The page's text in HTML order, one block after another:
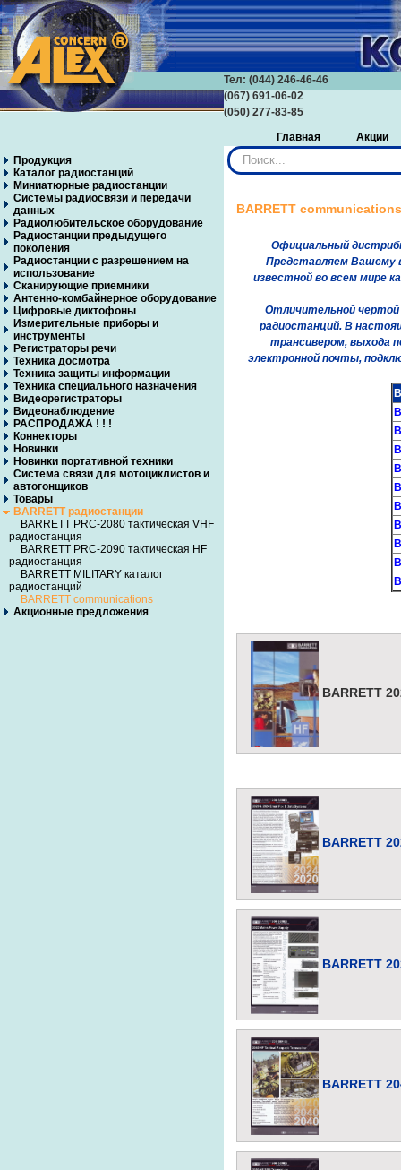
Тел: (044) 246-46-46
(067) 691-06-02
(050) 277-83-85
Главная
Акции
Продукция
Каталог радиостанций
Миниатюрные радиостанции
Системы радиосвязи и передачи
данных
Радиолюбительское оборудование
Радиостанции предыдущего
поколения
Радиостанции с разрешением на
использование
Сканирующие приемники
Антенно-комбайнерное оборудование
Цифровые диктофоны
Измерительные приборы и
инструменты
Регистраторы речи
Техника досмотра
Техника защиты информации
Техника специального назначения
Видеорегистраторы
Видеонаблюдение
РАСПРОДАЖА ! ! !
Коннекторы
Новинки
Новинки портативной техники
Система связи для мотоциклистов и
автогонщиков
Товары
BARRETT радиостанции
BARRETT PRC-2080 тактическая VHF
радиостанция
BARRETT PRC-2090 тактическая HF
радиостанция
BARRETT MILITARY каталог
радиостанций
BARRETT communications
Акционные предложения
Искать...
BARRETT communications
Официальный
Представляем Вашему
известной во всем мире
Отличительной чертой
радиостанций. В
трансивером, выхода
электронной почты,
BARRETT
BARRETT
BARRETT
BARRETT